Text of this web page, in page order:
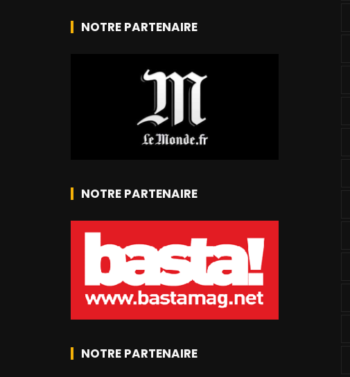
NOTRE PARTENAIRE
NOTRE PARTENAIRE
NOTRE PARTENAIRE